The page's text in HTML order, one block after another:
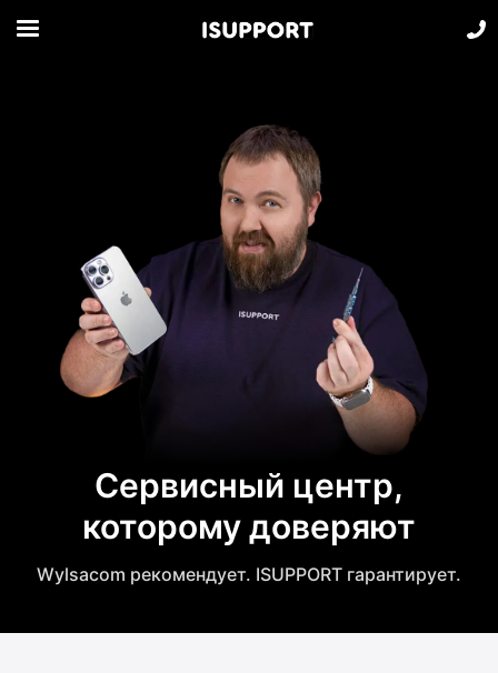
Сервисный центр,
которому доверяют
Wylsacom рекомендует. ISUPPORT гарантирует.